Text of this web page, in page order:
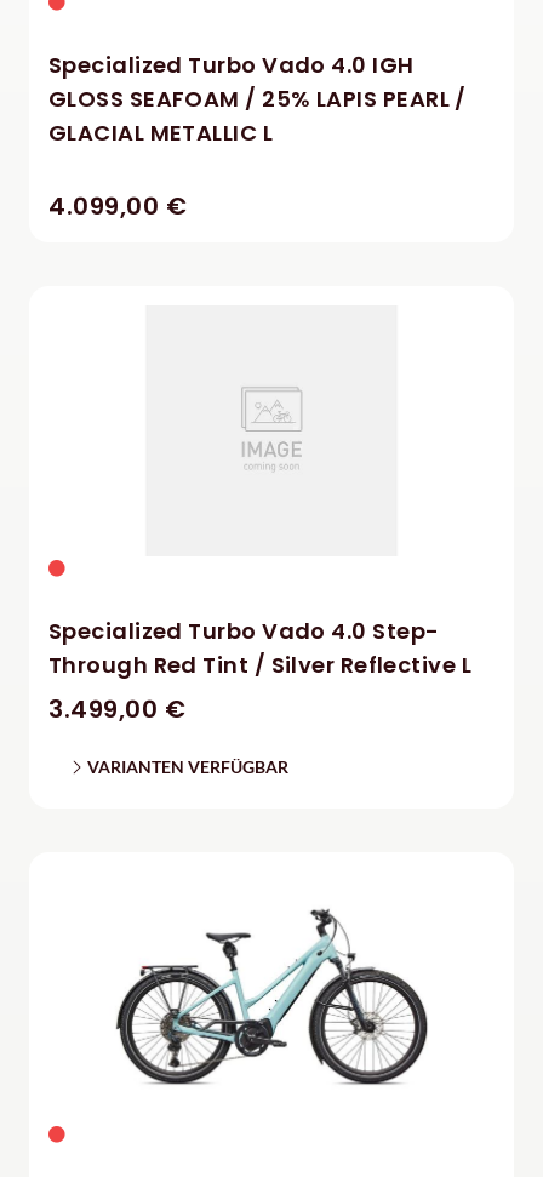
Specialized Turbo Vado 4.0 IGH
GLOSS SEAFOAM / 25% LAPIS PEARL /
GLACIAL METALLIC L
4.099,00 €
Specialized Turbo Vado 4.0 Step-
Through Red Tint / Silver Reflective L
3.499,00 €
VARIANTEN VERFÜGBAR